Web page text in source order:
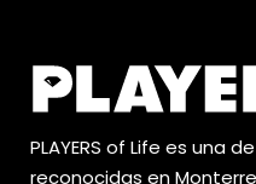
PLAYERS of Life es una
reconocidas en